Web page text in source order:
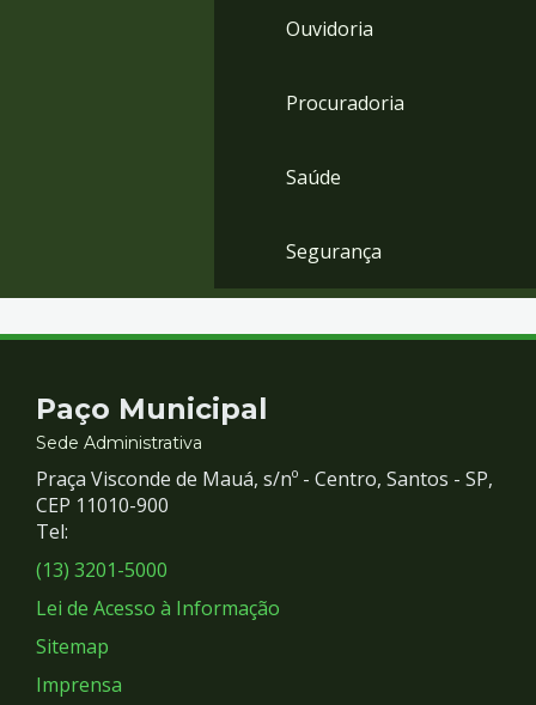
Ouvidoria
Procuradoria
Saúde
Segurança
Contato
e
Redes
Sociais
Paço Municipal
Sede Administrativa
Praça Visconde de Mauá, s/nº - Centro, Santos - SP,
CEP 11010-900
Tel:
(13) 3201-5000
Lei de Acesso à Informação
Sitemap
Imprensa